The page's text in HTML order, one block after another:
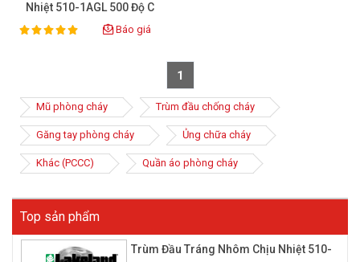
Nhiệt 510-1AGL 500 Độ C
Rating:
100% Báo giá
1
Mũ phòng cháy Trùm đầu chống cháy
Găng tay phòng cháy Ủng chữa cháy
Khác (PCCC) Quần áo phòng cháy
Top sản phẩm
Trùm Đầu Tráng Nhôm Chịu Nhiệt 510-